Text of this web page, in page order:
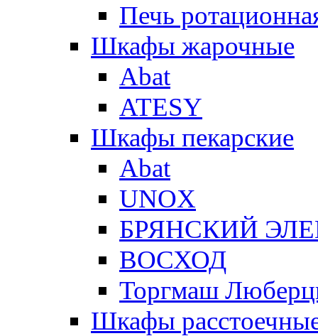
Печь
Шкафы жарочные
Abat
ATESY
Шкафы пекарские
Abat
UNOX
БРЯНСКИЙ
ВОСХОД
Торгмаш
Шкафы